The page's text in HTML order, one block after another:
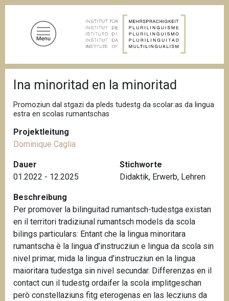
D
f
a
n
a
v
i
g
t
i
Ina minoritad en la minoritad
Promoziun dal stgazi da pleds tudestg da scolar:as da lingua
estra en scolas rumantschas
Projektleitung
Dominique Caglia
Dauer
01.2022 - 12.2025
Stichworte
Didaktik, Erwerb, Lehren
Beschreibung
Per promover la bilinguitad rumantsch-tudestga existan
en il territori tradiziunal rumantsch models da scola
bilings particulars: Entant che la lingua minoritara
rumantscha è la lingua d’instrucziun e lingua da scola sin
nivel primar, mida la lingua d’instrucziun en la lingua
maioritara tudestga sin nivel secundar. Differenzas en il
contact cun il tudestg ordaifer la scola implitgeschan
però constellaziuns fitg eterogenas en las lecziuns da